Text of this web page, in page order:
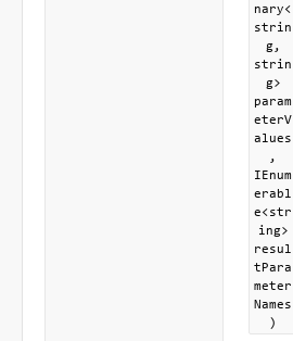
nary<
strin
g,
strin
g>
param
eterV
alues
,
IEnum
erabl
e<str
ing>
resul
tPara
meter
Names
)